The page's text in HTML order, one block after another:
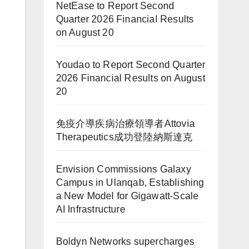
NetEase to Report Second
Quarter 2026 Financial Results
on August 20
Youdao to Report Second Quarter
2026 Financial Results on August
20
免疫介導疾病治療領導者Attovia
Therapeutics成功登陸納斯達克
Envision Commissions Galaxy
Campus in Ulanqab, Establishing
a New Model for Gigawatt-Scale
AI Infrastructure
Boldyn Networks supercharges